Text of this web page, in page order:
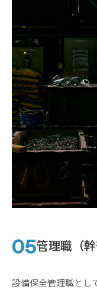
管理職（幹
設備保全管理職とし